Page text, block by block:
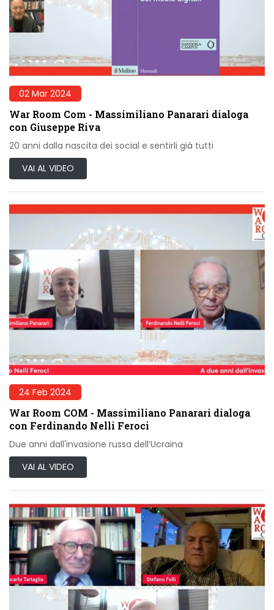
02 Mar 2024
War Room Com - Massimiliano Panarari dialoga
con Giuseppe Riva
20 anni dalla nascita dei social e sentirli già tutti
VAI AL VIDEO
24 Feb 2024
War Room COM - Massimiliano Panarari dialoga
con Ferdinando Nelli Feroci
Due anni dall'invasione russa dell’Ucraina
VAI AL VIDEO